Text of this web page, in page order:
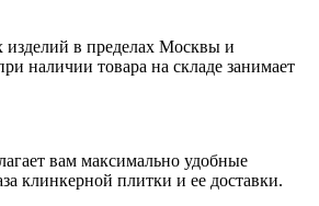
изделий в пределах Москвы и
наличии товара на складе занимает
вам максимально удобные
клинкерной плитки и ее доставки.